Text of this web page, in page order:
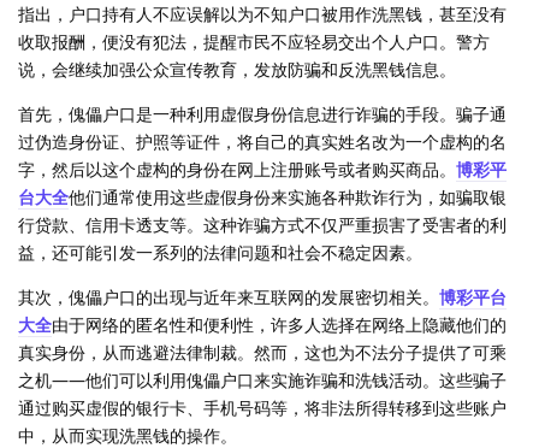
指出，户口持有人不应误解以为不知户口被用作洗黑钱，甚至没有
收取报酬，便没有犯法，提醒市民不应轻易交出个人户口。警方
说，会继续加强公众宣传教育，发放防骗和反洗黑钱信息。
首先，傀儡户口是一种利用虚假身份信息进行诈骗的手段。骗子通
过伪造身份证、护照等证件，将自己的真实姓名改为一个虚构的名
字，然后以这个虚构的身份在网上注册账号或者购买商品。 博彩平
台大全他们通常使用这些虚假身份来实施各种欺诈行为，如骗取银
行贷款、信用卡透支等。这种诈骗方式不仅严重损害了受害者的利
益，还可能引发一系列的法律问题和社会不稳定因素。
其次，傀儡户口的出现与近年来互联网的发展密切相关。 博彩平台
大全由于网络的匿名性和便利性，许多人选择在网络上隐藏他们的
真实身份，从而逃避法律制裁。然而，这也为不法分子提供了可乘
之机——他们可以利用傀儡户口来实施诈骗和洗钱活动。这些骗子
通过购买虚假的银行卡、手机号码等，将非法所得转移到这些账户
中，从而实现洗黑钱的操作。